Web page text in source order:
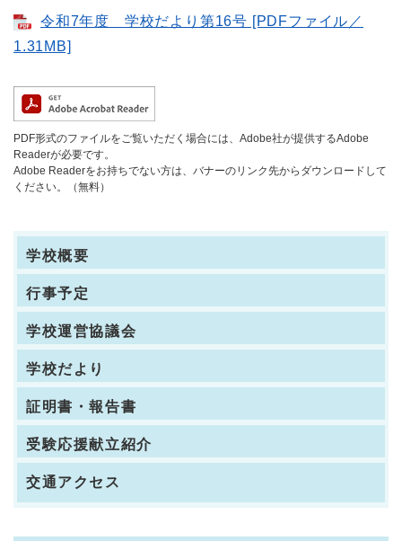
令和7年度 学校だより第16号 [PDFファイル／
1.31MB]
PDF形式のファイルをご覧いただく場合には、Adobe社が提供するAdobe
Readerが必要です。
Adobe Readerをお持ちでない方は、バナーのリンク先からダウンロードして
ください。（無料）
学校概要
行事予定
学校運営協議会
学校だより
証明書・報告書
受験応援献立紹介
交通アクセス